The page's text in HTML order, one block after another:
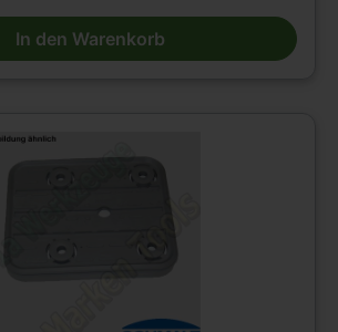
In den Warenkorb